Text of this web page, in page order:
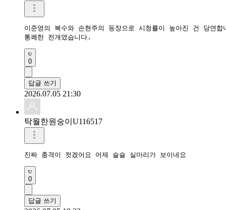
이준영의 복수와 손현주의 등장으로 시청률이 높아진 건 당연합
통쾌한 전개였습니다.
0
답글 쓰기
2026.07.05 21:30
탁월한원숭이U116517
진짜 충격이 컷겠어요 어제 슬슬 실마리가 보이네요
0
답글 쓰기